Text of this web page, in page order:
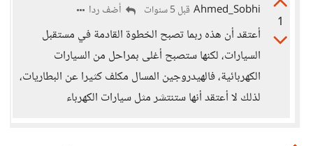
1
Ahmed_Sobhi قبل 5 سنوات أضف ردا
أعتقد أن هذه ربما تصبح الخطوة القادمة في مستقبل
السيارات، لكنها ستصبح أغلى بمراحل من السيارات
الكهربائية، فالهيدروجين المسال مكلف كثيرا عن البطاريات،
لذلك لا أعتقد أنها ستنتشر مثل سيارات الكهرباء